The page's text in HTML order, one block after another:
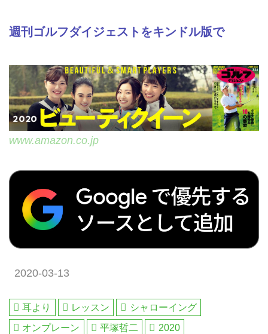
週刊ゴルフダイジェストをキンドル版で
www.amazon.co.jp
2020-03-13
耳より レッスン
シャローイング
オンプレーン
平塚哲二 2020